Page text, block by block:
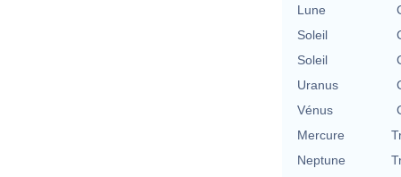
Lune
Soleil
Soleil
Uranus
Vénus
Mercure
Neptune